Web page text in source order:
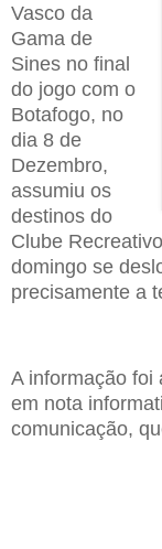
Vasco da
Gama de
Sines no final
do jogo com o
Botafogo, no
dia 8 de
Dezembro,
assumiu os
destinos do
Clube
domingo se
precisamente a
A informação foi
em nota
comunicação,